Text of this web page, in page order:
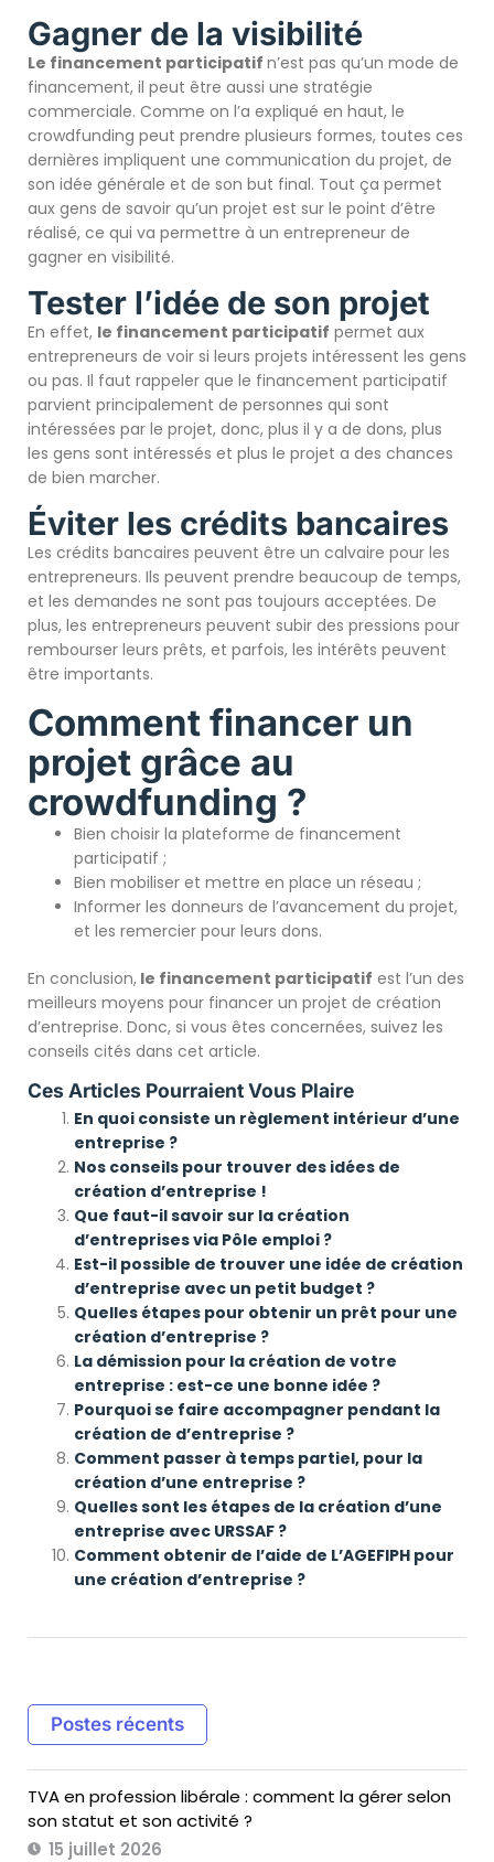
Gagner de la visibilité
Le financement participatif n’est pas qu’un mode de
financement, il peut être aussi une stratégie
commerciale. Comme on l’a expliqué en haut, le
crowdfunding peut prendre plusieurs formes, toutes ces
dernières impliquent une communication du projet, de
son idée générale et de son but final. Tout ça permet
aux gens de savoir qu’un projet est sur le point d’être
réalisé, ce qui va permettre à un entrepreneur de
gagner en visibilité.
Tester l’idée de son projet
En effet, le financement participatif permet aux
entrepreneurs de voir si leurs projets intéressent les gens
ou pas. Il faut rappeler que le financement participatif
parvient principalement de personnes qui sont
intéressées par le projet, donc, plus il y a de dons, plus
les gens sont intéressés et plus le projet a des chances
de bien marcher.
Éviter les crédits bancaires
Les crédits bancaires peuvent être un calvaire pour les
entrepreneurs. Ils peuvent prendre beaucoup de temps,
et les demandes ne sont pas toujours acceptées. De
plus, les entrepreneurs peuvent subir des pressions pour
rembourser leurs prêts, et parfois, les intérêts peuvent
être importants.
Comment financer un
projet grâce au
crowdfunding ?
Bien choisir la plateforme de financement
participatif ;
Bien mobiliser et mettre en place un réseau ;
Informer les donneurs de l’avancement du projet,
et les remercier pour leurs dons.
En conclusion, le financement participatif est l’un des
meilleurs moyens pour financer un projet de création
d’entreprise. Donc, si vous êtes concernées, suivez les
conseils cités dans cet article.
Ces Articles Pourraient Vous Plaire
En quoi consiste un règlement intérieur d’une
entreprise ?
Nos conseils pour trouver des idées de
création d’entreprise !
Que faut-il savoir sur la création
d’entreprises via Pôle emploi ?
Est-il possible de trouver une idée de création
d’entreprise avec un petit budget ?
Quelles étapes pour obtenir un prêt pour une
création d’entreprise ?
La démission pour la création de votre
entreprise : est-ce une bonne idée ?
Pourquoi se faire accompagner pendant la
création de d’entreprise ?
Comment passer à temps partiel, pour la
création d’une entreprise ?
Quelles sont les étapes de la création d’une
entreprise avec URSSAF ?
Comment obtenir de l’aide de L’AGEFIPH pour
une création d’entreprise ?
Postes récents
TVA en profession libérale : comment la gérer selon
son statut et son activité ?
15 juillet 2026